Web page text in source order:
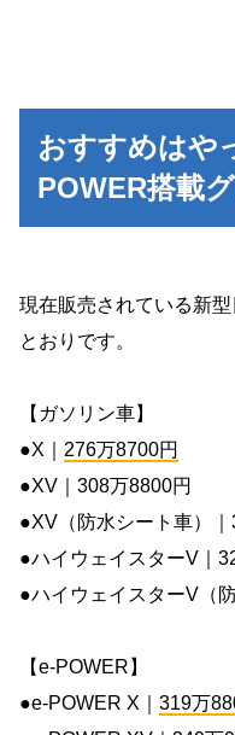
おすすめはや
POWER搭載
現在販売されている新
とおりです。
【ガソリン車】
●X｜ 276万8700円
●XV｜308万8800円
●XV（防水シート車）
●ハイウェイスターV｜
●ハイウェイスターV（
【e-POWER】
●e-POWER X｜ 319万